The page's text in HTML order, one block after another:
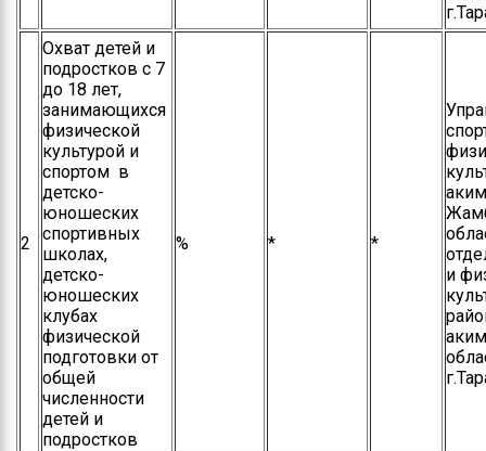
2
Охват детей и
подростков с 7
до 18 лет,
занимающихся
физической
культурой и
спортом в
детско-
юношеских
спортивных
школах,
детско-
юношеских
клубах
физической
подготовки от
общей
численности
детей и
подростков
% * *
и